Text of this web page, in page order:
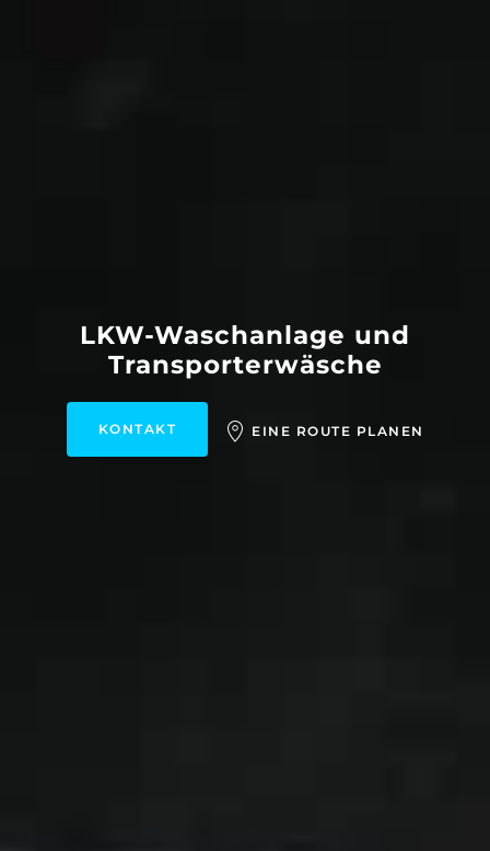
LKW-Waschanlage und
Transporterwäsche
KONTAKT EINE ROUTE PLANEN